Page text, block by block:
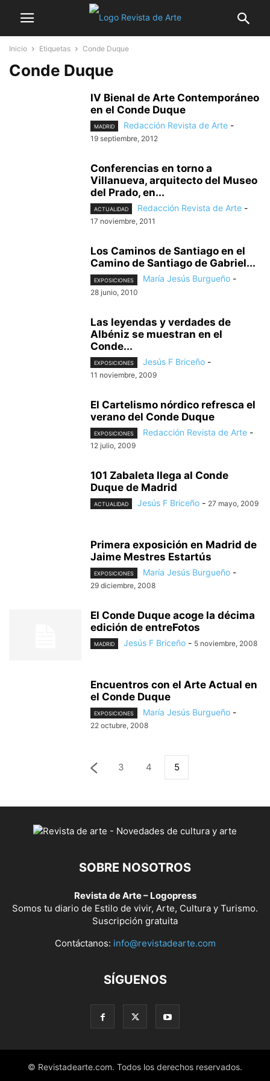
Inicio Etiquetas Conde Duque
Conde Duque
IV Bienal de Arte Contemporáneo
en el Conde Duque
MADRID Redacción Revista de Arte -
19 septiembre, 2012
Conferencias en torno a
Villanueva, arquitecto del Museo
del Prado, en...
ACTUALIDAD Redacción Revista de Arte -
17 noviembre, 2011
Los Caminos de Santiago en el
Camino de Santiago de Gabriel...
EXPOSICIONES María Jesús Burgueño -
28 junio, 2010
Las leyendas y verdades de
Albéniz se muestran en el
Conde...
EXPOSICIONES Jesús F Briceño -
11 noviembre, 2009
El Cartelismo nórdico refresca el
verano del Conde Duque
EXPOSICIONES Redacción Revista de Arte -
12 julio, 2009
101 Zabaleta llega al Conde
Duque de Madrid
ACTUALIDAD Jesús F Briceño - 27 mayo, 2009
Primera exposición en Madrid de
Jaime Mestres Estartús
EXPOSICIONES María Jesús Burgueño -
29 diciembre, 2008
El Conde Duque acoge la décima
edición de entreFotos
MADRID Jesús F Briceño - 5 noviembre, 2008
Encuentros con el Arte Actual en
el Conde Duque
EXPOSICIONES María Jesús Burgueño -
22 octubre, 2008
3 4 5
SOBRE NOSOTROS
Revista de Arte – Logopress
Somos tu diario de Estilo de vivir, Arte, Cultura y Turismo.
Suscripción gratuita
Contáctanos: info@revistadearte.com
SÍGUENOS
© Revistadearte.com. Todos los derechos reservados.